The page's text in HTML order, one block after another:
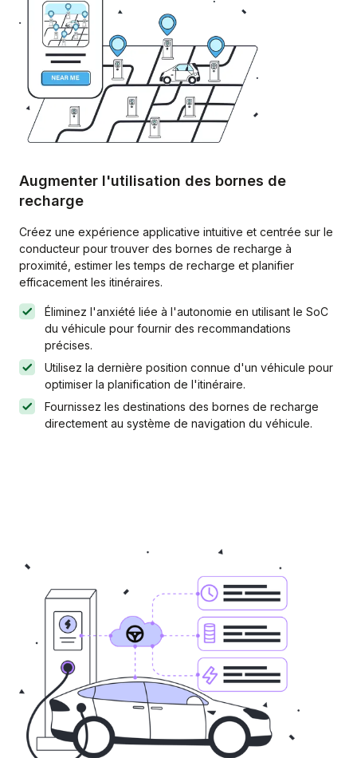
Augmenter l'utilisation des bornes de
recharge
Créez une expérience applicative intuitive et centrée sur le
conducteur pour trouver des bornes de recharge à
proximité, estimer les temps de recharge et planifier
efficacement les itinéraires.
Éliminez l'anxiété liée à l'autonomie en utilisant le SoC
du véhicule pour fournir des recommandations
précises.
Utilisez la dernière position connue d'un véhicule pour
optimiser la planification de l'itinéraire.
Fournissez les destinations des bornes de recharge
directement au système de navigation du véhicule.